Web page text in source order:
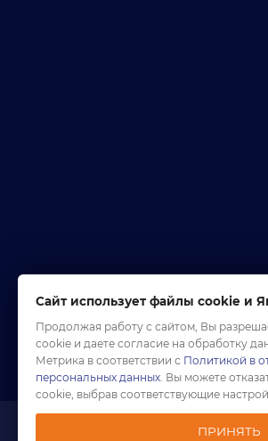
Сайт использует файлы cookie и
Продолжая работу с сайтом, Вы
cookie и даете согласие на обработку
Метрика в соответствии с Политикой в
персональных данных. Вы можете
cookie, выбрав соответствующие
ПРИНЯТЬ